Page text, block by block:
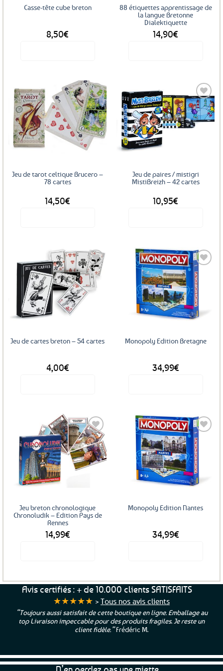
Casse-tête cube breton
8,50€
88 étiquettes apprentissage de
la langue Bretonne
Dialektiquette
14,90€
Ajouter
aux
favoris
Jeu de tarot celtique Brucero –
78 cartes
14,50€
Ajouter
Jeu de paires / mistigri
MistiBreizh – 42 cartes
10,95€
Ajouter
Jeu de cartes breton – 54 cartes
4,00€
Ajouter
aux
favoris
Monopoly Edition Bretagne
34,99€
Ajouter
aux
favoris
Jeu breton chronologique
Chronoludik – Edition Pays de
Rennes
14,99€
Ajouter
aux
favoris
Monopoly Edition Nantes
34,99€
Avis certifiés : + de 10.000 clients SATISFAITS
★★★★★ > Tous nos avis clients
“Toujours aussi satisfait de cette boutique en ligne. Emballage au
top Livraison impeccable pour des produits fragiles. Je reste un
client fidèle.”Frédéric M.